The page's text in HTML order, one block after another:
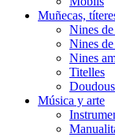
Muñecas,
Nines
Nines
Nines
Titelles
Doudous
Música y arte